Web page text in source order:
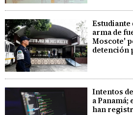
arma de
Moscote'
detención
Intentos
a Panamá;
han